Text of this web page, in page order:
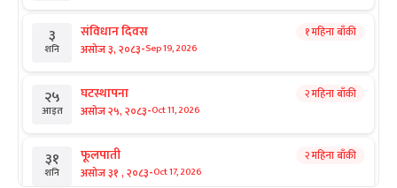
३
शनि
संविधान दिवस
असोज ३, २०८३-Sep 19, 2026
१ महिना बाँकी
२५
आइत
घटस्थापना
असोज २५, २०८३-Oct 11, 2026
२ महिना बाँकी
३१
शनि
फूलपाती
असोज ३१ , २०८३-Oct 17, 2026
२ महिना बाँकी